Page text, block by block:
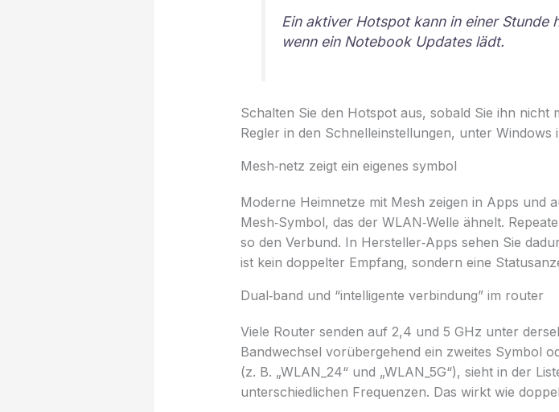
Ein aktiver Hotspot kann in einer Stunde
wenn ein Notebook Updates lädt.
Schalten Sie den Hotspot aus, sobald Sie ihn
Regler in den Schnelleinstellungen, unter Windows
Mesh‑netz zeigt ein eigenes symbol
Moderne Heimnetze mit Mesh zeigen in Apps und
Mesh‑Symbol, das der WLAN‑Welle ähnelt.
so den Verbund. In Hersteller‑Apps sehen Sie
ist kein doppelter Empfang, sondern eine
Dual‑band und “intelligente verbindung” im router
Viele Router senden auf 2,4 und 5 GHz unter
Bandwechsel vorübergehend ein zweites Symbol
(z. B. „WLAN_24“ und „WLAN_5G“), sieht in der
unterschiedlichen Frequenzen. Das wirkt wie